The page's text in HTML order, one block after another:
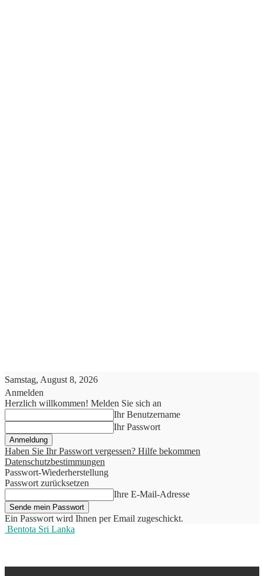
Samstag, August 8, 2026
Anmelden
Herzlich willkommen! Melden Sie sich an
Ihr Benutzername
Ihr Passwort
Haben Sie Ihr Passwort vergessen? Hilfe bekommen
Datenschutzbestimmungen
Passwort-Wiederherstellung
Passwort zurücksetzen
Ihre E-Mail-Adresse
Ein Passwort wird Ihnen per Email zugeschickt.
Bentota Sri Lanka